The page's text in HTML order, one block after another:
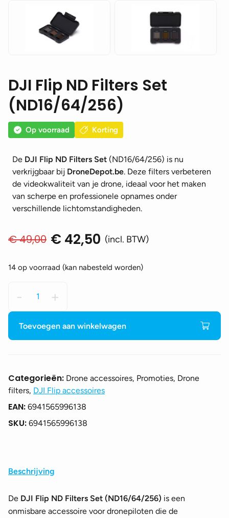
DJI Flip ND Filters Set
(ND16/64/256)
Op voorraad Korting
De DJI Flip ND Filters Set (ND16/64/256) is nu
verkrijgbaar bij DroneDepot.be. Deze filters verbeteren
de videokwaliteit van je drone, ideaal voor het maken
van scherpe en professionele opnames onder
verschillende lichtomstandigheden.
€49,00
Oorspronkelijke
was:
€ 42,50
Huidige
is:
(incl. BTW)
14 op voorraad (kan nabesteld worden)
-
Flip
ND
Filters
Set
+
Toevoegen aan winkelwagen
Categorieën: Drone accessoires, Promoties, Drone
filters, DJI Flip accessoires
EAN: 6941565996138
SKU: 6941565996138
Beschrijving
De DJI Flip ND Filters Set (ND16/64/256) is een
onmisbare accessoire voor dronepiloten die de